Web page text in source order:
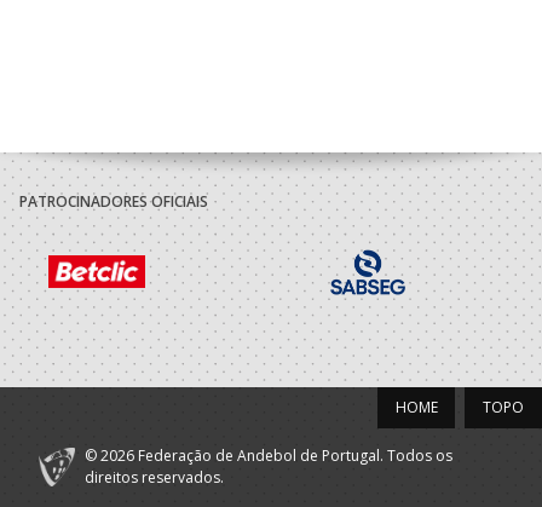
PATROCINADORES OFICIAIS
TOPO
HOME
© 2026 Federação de Andebol de Portugal. Todos os
direitos reservados.